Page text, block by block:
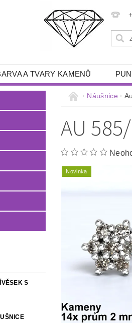
A TVARY KAMENŮ
S
Náušnice
AU
Novinka